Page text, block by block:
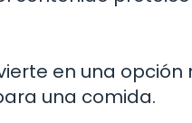
en una opción
una comida.